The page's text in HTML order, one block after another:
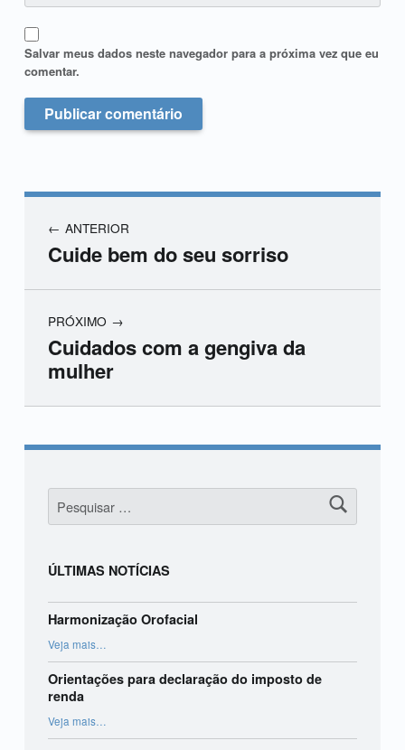
Salvar meus dados neste navegador para a próxima vez que eu
comentar.
ANTERIOR
Cuide bem do seu sorriso
PRÓXIMO
Cuidados com a gengiva da
mulher
Skip back to main navigation
Pesquisar por:
ÚLTIMAS NOTÍCIAS
Harmonização Orofacial
Veja mais…
Orientações para declaração do imposto de
renda
Veja mais“Orientações para declaração do imposto de renda”
…